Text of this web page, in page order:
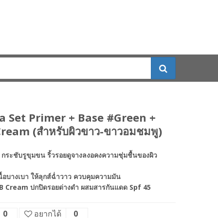
Set Primer + Base #Green +
(สำหรับผิวขาว-ขาวอมชมพู)
ระชับรูขุมขน ริ้วรอยดูจางลงอคงความชุ่มชื้นของผิว
อบางเบา ให้ลุกส์ฉ่ำวาว ควบคุมความมัน
Cream ปกปิดรอยด่างดำ ผสมสารกันแดด Spf 45
0 อยากได้ 0